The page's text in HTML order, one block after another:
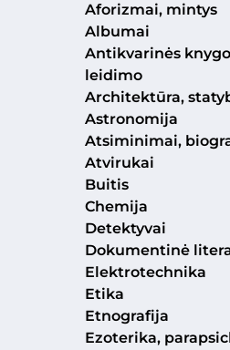
Aforizmai, mintys
Albumai
Antikvarinės
leidimo
Architektūra,
Astronomija
Atsiminimai,
Atvirukai
Buitis
Chemija
Detektyvai
Dokumentinė
Elektrotechnika
Etika
Etnografija
Ezoterika,